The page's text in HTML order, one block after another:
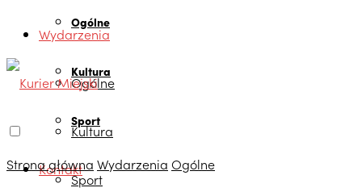
Ogólne
Kultura
Sport
Kontakt
Wydarzenia
Ogólne
Kultura
Sport
Strona główna Wydarzenia Ogólne